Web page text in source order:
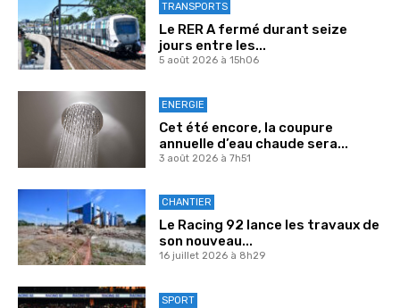
TRANSPORTS
Le RER A fermé durant seize
jours entre les...
5 août 2026 à 15h06
ENERGIE
Cet été encore, la coupure
annuelle d’eau chaude sera...
3 août 2026 à 7h51
CHANTIER
Le Racing 92 lance les travaux de
son nouveau...
16 juillet 2026 à 8h29
SPORT